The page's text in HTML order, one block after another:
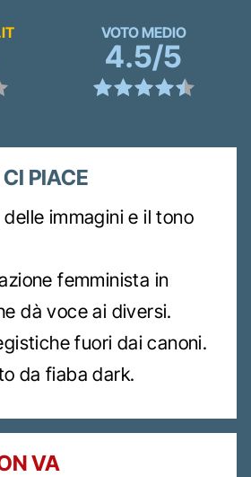
VOTO MEDIO
4.5/5
PIACE
immagini e il tono
femminista in
dà voce ai diversi.
fuori dai canoni.
da fiaba dark.
VA